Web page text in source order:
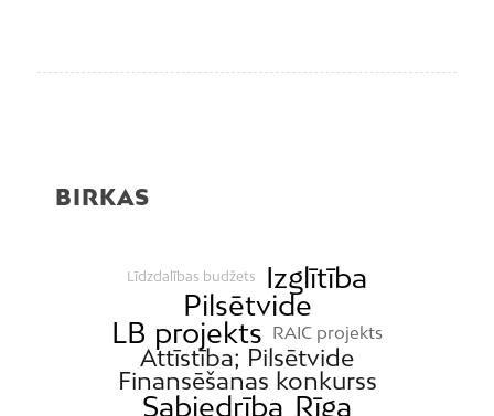
BIRKAS
Līdzdalības budžets
Izglītība
Pilsētvide
LB projekts
RAIC projekts
Attīstība; Pilsētvide
Finansēšanas konkurss
Sabiedrība Rīga